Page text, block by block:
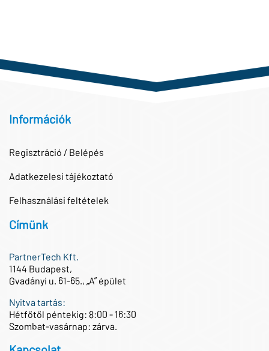
Információk
Regisztráció / Belépés
Adatkezelesi tájékoztató
Felhasználási feltételek
Címünk
PartnerTech Kft.
1144 Budapest,
Gvadányi u. 61-65., „A” épület
Nyitva tartás:
Hétfőtől péntekig: 8:00 - 16:30
Szombat-vasárnap: zárva.